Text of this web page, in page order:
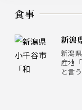
食事
新
新潟
産地
と言